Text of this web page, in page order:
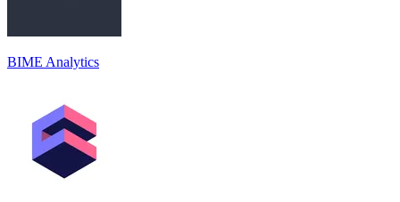
BIME Analytics